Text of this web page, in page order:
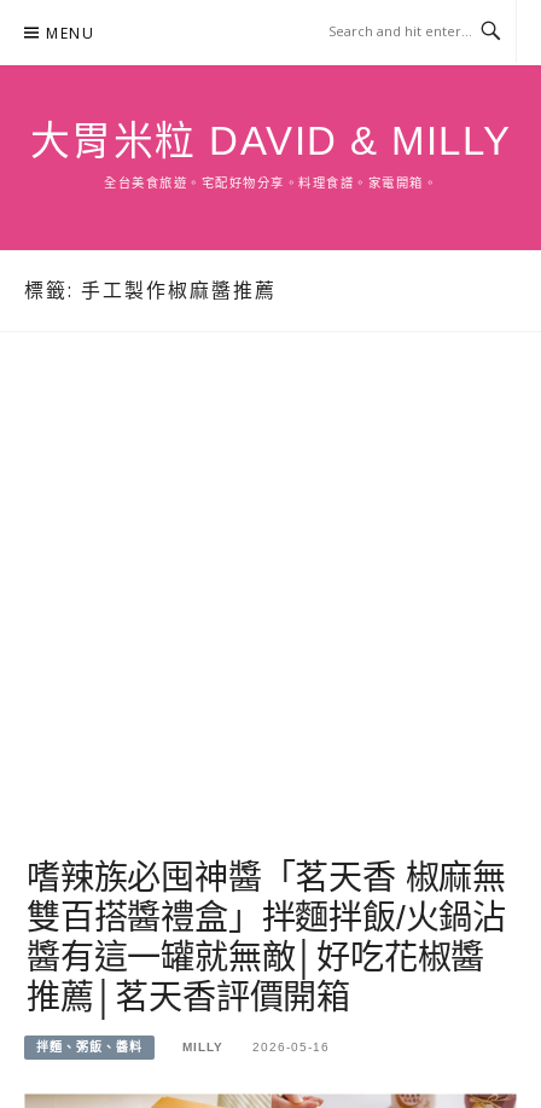
content
MENU
大胃米粒 DAVID & MILLY
全台美食旅遊。宅配好物分享。料理食譜。家電開箱。
標籤: 手工製作椒麻醬推薦
嗜辣族必囤神醬「茗天香 椒麻無
雙百搭醬禮盒」拌麵拌飯/火鍋沾
醬有這一罐就無敵│好吃花椒醬
推薦│茗天香評價開箱
拌麵、粥飯、醬料 MILLY 2026-05-16